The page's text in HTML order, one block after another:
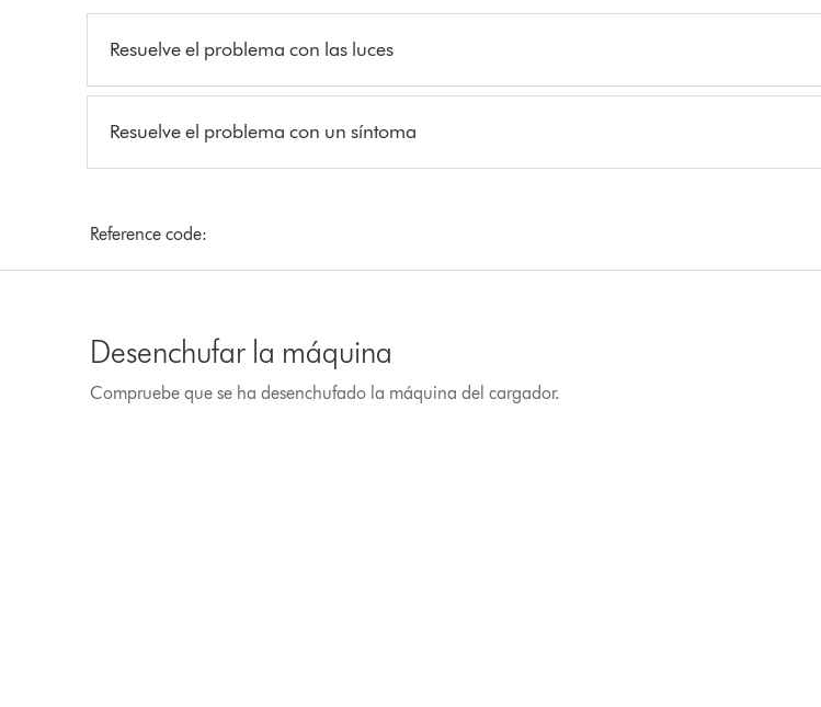
Resuelve el problema con las luces
Resuelve el problema con un síntoma
Reference code:
Desenchufar la máquina
Compruebe que se ha desenchufado la máquina del cargador.